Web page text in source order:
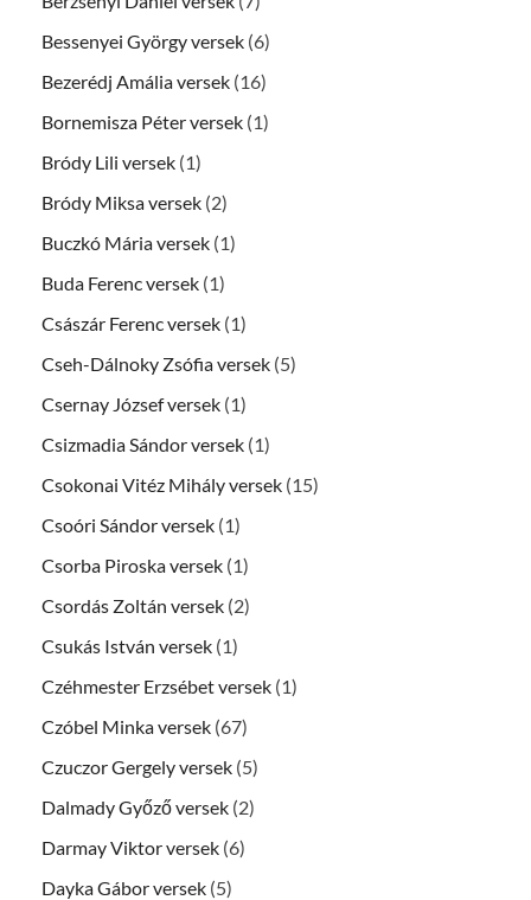
Bessenyei György versek (6)
Bezerédj Amália versek (16)
Bornemisza Péter versek (1)
Bródy Lili versek (1)
Bródy Miksa versek (2)
Buczkó Mária versek (1)
Buda Ferenc versek (1)
Császár Ferenc versek (1)
Cseh-Dálnoky Zsófia versek (5)
Csernay József versek (1)
Csizmadia Sándor versek (1)
Csokonai Vitéz Mihály versek (15)
Csoóri Sándor versek (1)
Csorba Piroska versek (1)
Csordás Zoltán versek (2)
Csukás István versek (1)
Czéhmester Erzsébet versek (1)
Czóbel Minka versek (67)
Czuczor Gergely versek (5)
Dalmady Győző versek (2)
Darmay Viktor versek (6)
Dayka Gábor versek (5)